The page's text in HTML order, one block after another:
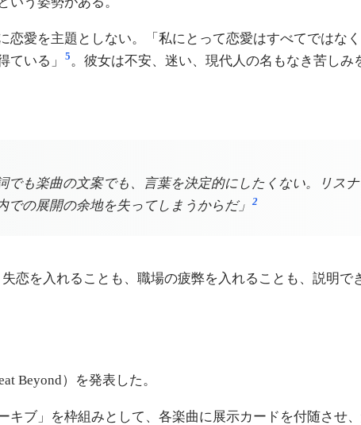
恋愛を主題としない。「私にとって恋愛はすべてではな
ている」
5 。彼女は不安、迷い、現代人の名もなき苦しみ
でも楽曲の文案でも、言葉を決定的にしたくない。リス
の展開の余地を失ってしまうからだ」
2
恋を入れることも、職場の疲弊を入れることも、説明
Beyond）を発表した。
ブ」を枠組みとして、各楽曲に展示カードを付随させ